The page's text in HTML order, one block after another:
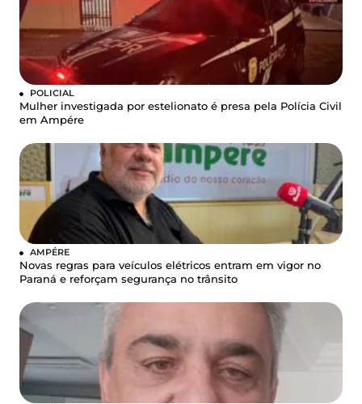
POLICIAL
Mulher investigada por estelionato é presa pela Polícia Civil
em Ampére
AMPÉRE
Novas regras para veículos elétricos entram em vigor no
Paraná e reforçam segurança no trânsito